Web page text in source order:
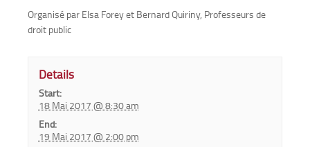
Organisé par Elsa Forey et Bernard Quiriny, Professeurs de
droit public
Details
Start:
18 Mai 2017 @ 8:30 am
End:
19 Mai 2017 @ 2:00 pm